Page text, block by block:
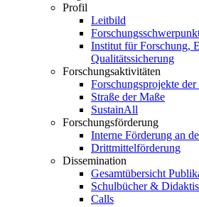
Profil
Leitbild
Institut für Forschung,
Qualitätssicherung
Forschungsaktivitäten
Forschungsprojekte
Straße der Maße
SustainAll
Forschungsförderung
Interne Förderung an
Drittmittelförderung
Dissemination
Gesamtübersicht
Schulbücher &
Calls